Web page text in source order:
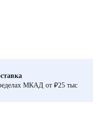
МКАД от ₽25 тыс